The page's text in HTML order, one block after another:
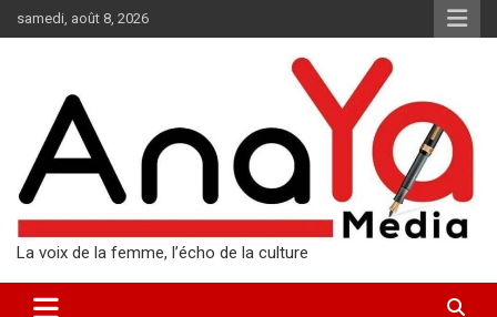
au
samedi, août 8, 2026
La voix de la femme, l’écho de la culture